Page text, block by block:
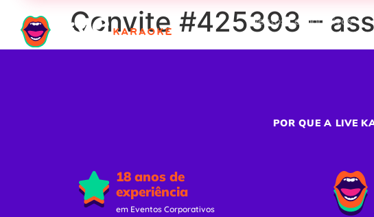
Eventos Corporativos
Convite #425393 –
POR QUE A LIVE
18 anos de
experiência
em Eventos Corporativos